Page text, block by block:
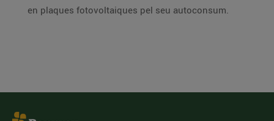
en plaques fotovoltaiques pel seu autoconsum.